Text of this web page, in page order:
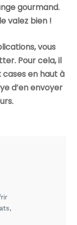
gourmand.
valez bien !
vous
Pour cela, il
cases en haut à
d’en envoyer
,